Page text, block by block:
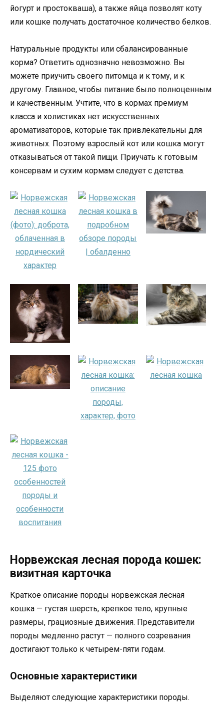
йогурт и простокваша), а также яйца позволят коту
или кошке получать достаточное количество белков.
Натуральные продукты или сбалансированные
корма? Ответить однозначно невозможно. Вы
можете приучить своего питомца и к тому, и к
другому. Главное, чтобы питание было полноценным
и качественным. Учтите, что в кормах премиум
класса и холистиках нет искусственных
ароматизаторов, которые так привлекательны для
животных. Поэтому взрослый кот или кошка могут
отказываться от такой пищи. Приучать к готовым
консервам и сухим кормам следует с детства.
Норвежская лесная порода кошек:
визитная карточка
Краткое описание породы норвежская лесная
кошка — густая шерсть, крепкое тело, крупные
размеры, грациозные движения. Представители
породы медленно растут — полного созревания
достигают только к четырем-пяти годам.
Основные характеристики
Выделяют следующие характеристики породы.